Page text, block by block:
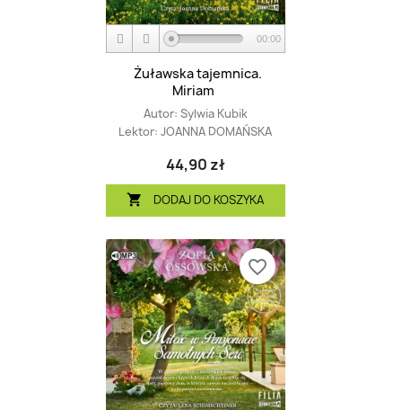
00:00
Żuławska tajemnica.
Miriam
Autor: Sylwia Kubik
Lektor: JOANNA DOMAŃSKA
44,90 zł
 DODAJ DO KOSZYKA
favorite_border